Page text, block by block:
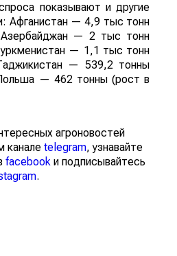
показывают и другие
Афганистан — 4,9 тыс тонн
— 2 тыс тонн
— 1,1 тыс тонн
— 539,2 тонны
— 462 тонны (рост в
агроновостей
канале telegram, узнавайте
facebook и подписывайтесь
.